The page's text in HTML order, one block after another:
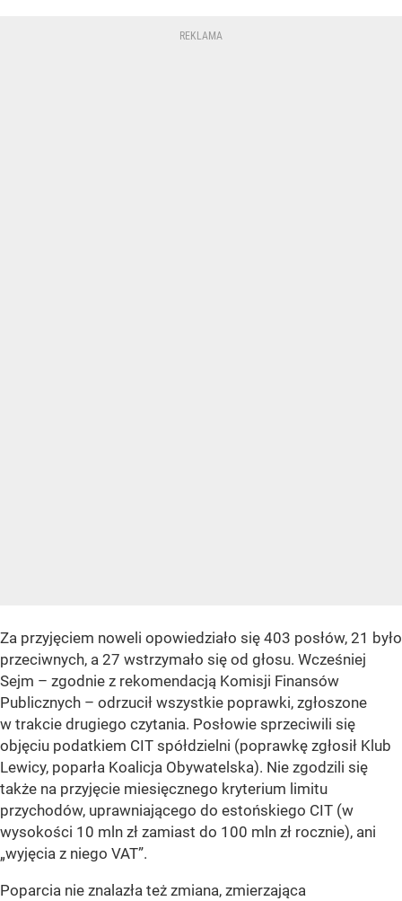
Za przyjęciem noweli opowiedziało się 403 posłów, 21 było
przeciwnych, a 27 wstrzymało się od głosu. Wcześniej
Sejm – zgodnie z rekomendacją Komisji Finansów
Publicznych – odrzucił wszystkie poprawki, zgłoszone
w trakcie drugiego czytania. Posłowie sprzeciwili się
objęciu podatkiem CIT spółdzielni (poprawkę zgłosił Klub
Lewicy, poparła Koalicja Obywatelska). Nie zgodzili się
także na przyjęcie miesięcznego kryterium limitu
przychodów, uprawniającego do estońskiego CIT (w
wysokości 10 mln zł zamiast do 100 mln zł rocznie), ani
„wyjęcia z niego VAT”.
Poparcia nie znalazła też zmiana, zmierzająca